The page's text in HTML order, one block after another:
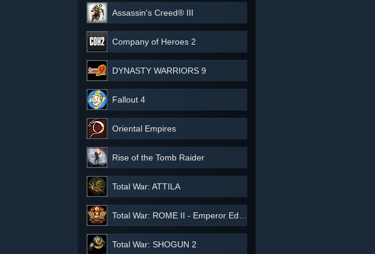
Assassin's Creed® III
Company of Heroes 2
DYNASTY WARRIORS 9
Fallout 4
Oriental Empires
Rise of the Tomb Raider
Total War: ATTILA
Total War: ROME II - Emperor Edition
Total War: SHOGUN 2